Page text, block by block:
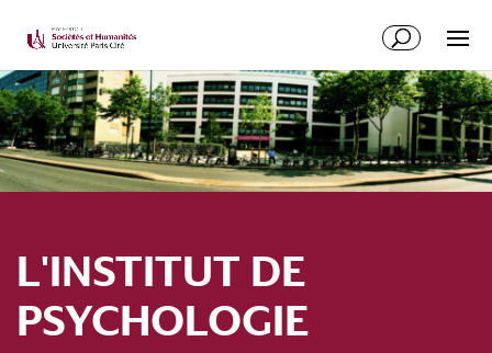
L'INSTITUT DE
PSYCHOLOGIE